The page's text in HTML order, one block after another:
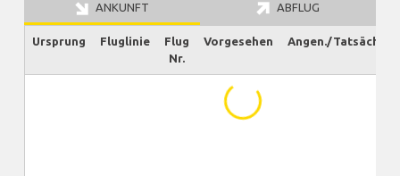
ANKUNFT ABFLUG
Ursprung Fluglinie
Flug
Nr.
Vorgesehen Angen./Tatsächlich